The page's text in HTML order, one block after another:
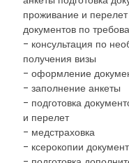
проживание и
документов по
- консультация по
получения визы
- оформление
- заполнение анкеты
- подготовка
и перелет
- медстраховка
- ксерокопии